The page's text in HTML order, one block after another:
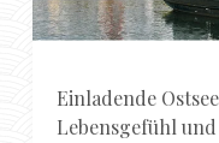
Einladende
Lebensgefühl